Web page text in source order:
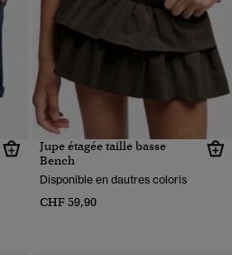
Jupe étagée taille basse
Bench
Disponible en dautres coloris
CHF 59,90